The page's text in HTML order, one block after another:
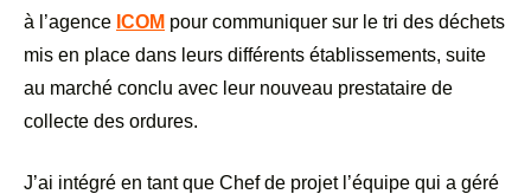
à l’agence ICOM pour communiquer sur le tri des déchets
mis en place dans leurs différents établissements, suite
au marché conclu avec leur nouveau prestataire de
collecte des ordures.
J’ai intégré en tant que Chef de projet l’équipe qui a géré